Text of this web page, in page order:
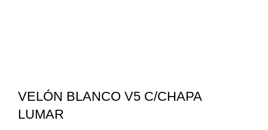
VELÓN BLANCO V5 C/CHAPA
LUMAR